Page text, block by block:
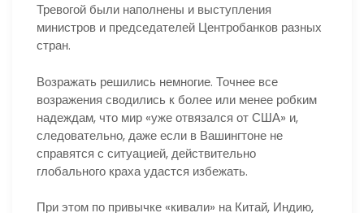
Тревогой были наполнены и выступления
министров и председателей Центробанков разных
стран.
Возражать решились немногие. Точнее все
возражения сводились к более или менее робким
надеждам, что мир «уже отвязался от США» и,
следовательно, даже если в Вашингтоне не
справятся с ситуацией, действительно
глобального краха удастся избежать.
При этом по привычке «кивали» на Китай, Индию,